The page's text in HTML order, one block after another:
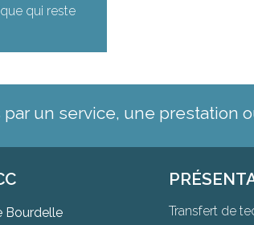
qui reste
un service, une prestation
Bourdelle
Transfert de